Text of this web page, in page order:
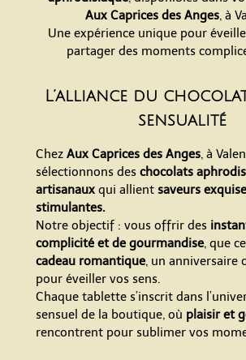
L’alliance du
sensualité
Chez Aux Caprices des Anges, à
sélectionnons des chocolats
artisanaux qui allient saveurs
stimulantes.
Notre objectif : vous offrir des
complicité et de gourmandise, que
cadeau romantique, un anniversaire
pour éveiller vos sens.
Chaque tablette s’inscrit dans
sensuel de la boutique, où plaisir et
rencontrent pour sublimer vos
Aux Caprices des Anges, à
Une expérience unique pour
partager des moments